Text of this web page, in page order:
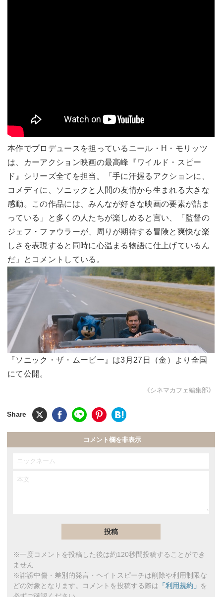
本作でプロデュースを担っているニール・H・モリッツ
は、カーアクション映画の最高峰『ワイルド・スピー
ド』シリーズ全てを担当。「手に汗握るアクションに、
コメディに、ソニックと人間の友情から生まれる大きな
感動。この作品には、みんなが好きな映画の要素が詰ま
っている」と多くの人たちが楽しめると言い、「監督の
ジェフ・ファウラーが、周りが期待する冒険と爽快な楽
しさを表現すると同時に心温まる物語に仕上げているん
だ」とコメントしている。
『ソニック・ザ・ムービー』は3月27日（金）より全国
にて公開。
《シネマカフェ編集部》
コメント欄を非表示
※一度コメントを投稿した後は約120秒間投稿することができ
ません
※誹謗中傷・差別的発言・ヘイトスピーチは削除や利用制限な
どの対象となります。コメントを投稿する際は 「利用規約」 を